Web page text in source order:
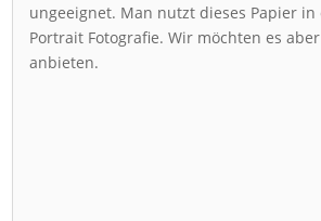
ungeeignet. Man nutzt dieses Papier
Portrait Fotografie. Wir möchten es
anbieten.